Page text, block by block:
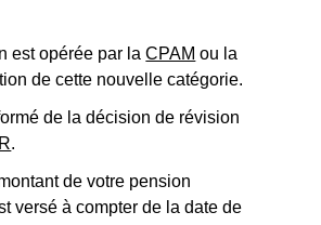
est opérée par laCPAM ou la
de cette nouvelle catégorie.
de la décision de révision
.
de votre pension
versé à compter de la date de